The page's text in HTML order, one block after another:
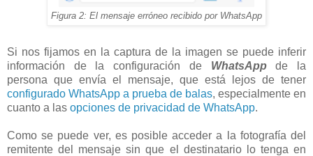
Figura 2: El mensaje erróneo recibido por WhatsApp
Si nos fijamos en la captura de la imagen se puede inferir
información de la configuración de WhatsAppde la
persona que envía el mensaje, que está lejos de tener
configurado WhatsApp a prueba de balas, especialmente en
cuanto a las opciones de privacidad de WhatsApp.
Como se puede ver, es posible acceder a la fotografía del
remitente del mensaje sin que el destinatario lo tenga en